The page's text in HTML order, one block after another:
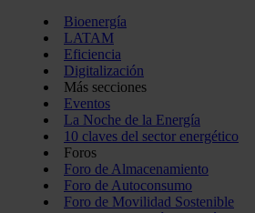
Bioenergía
LATAM
Eficiencia
Digitalización
Más secciones
Eventos
La Noche de la Energía
10 claves del sector energético
Foros
Foro de Almacenamiento
Foro de Autoconsumo
Foro de Movilidad Sostenible